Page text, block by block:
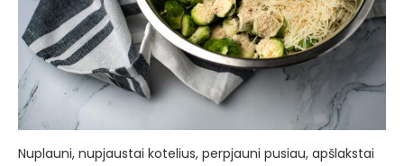
Nuplauni, nupjaustai kotelius, perpjauni pusiau, apšlakstai